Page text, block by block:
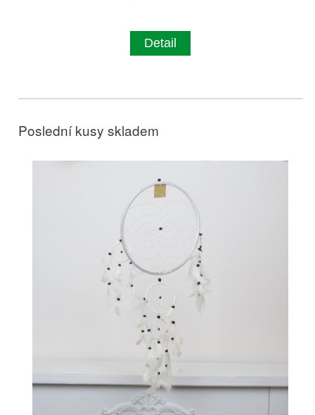
Detail
Poslední kusy skladem